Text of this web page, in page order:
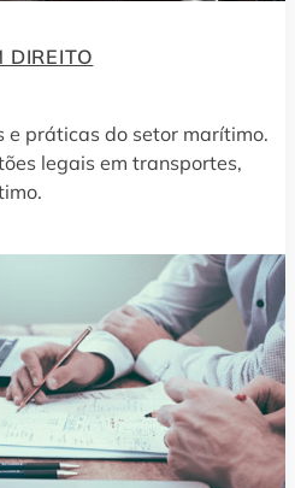
DIREITO
e práticas do setor marítimo.
legais em transportes,